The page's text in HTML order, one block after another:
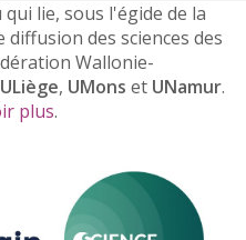
lie, sous l'égide de la
diffusion des sciences des
Wallonie-
ULiège, UMons et UNamur.
plus.